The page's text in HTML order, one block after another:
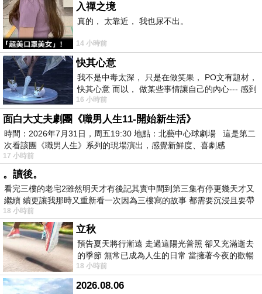
入禪之境
真的， 太靠近， 我也尿不出。
14 小時前
快其心意
我不是中毒太深， 只是在做笑果， PO文有題材，
快其心意 而以， 做某些事情讓自己的內心--- 感到
愉快。
16 小時前
面白大丈夫劇團《職男人生11-開始新生活》
時間：2026年7月31日，周五19:30 地點：北藝中心球劇場 這是第二
次看該團《職男人生》系列的現場演出，感覺新鮮度、喜劇感
17 小時前
。讀後。
看完三樓的老宅2雖然明天才有後記其實中間到第三集有停更幾天才又
繼續 續更讓我那時又重新看一次因為三樓寫的故事 都需要沉浸且要帶
有
18 小時前
立秋
預告夏天將行漸遠 走過這陽光普照 卻又充滿逝去
的季節 無常已成為人生的日常 當擁著今夜的歡暢
舒心 轉眼驟成昨日 而明晨 太陽
18 小時前
2026.08.06